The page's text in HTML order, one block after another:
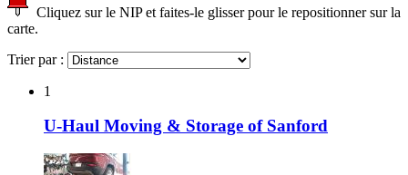
Cliquez sur le NIP et faites-le glisser pour le repositionner sur la
carte.
Trier par :
1
U-Haul Moving & Storage of Sanford